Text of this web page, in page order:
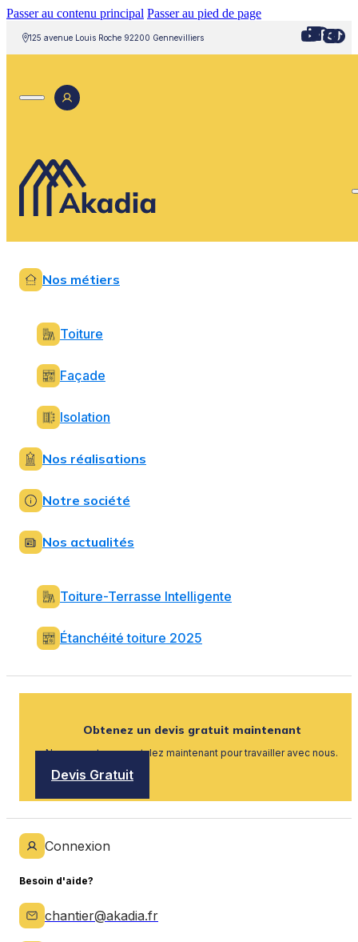
Passer au contenu principal Passer au pied de page
125 avenue Louis Roche 92200 Gennevilliers
Nos métiers
Toiture
Façade
Isolation
Nos réalisations
Notre société
Nos actualités
Toiture-Terrasse Intelligente
Étanchéité toiture 2025
Obtenez un devis gratuit maintenant
Nous recrutons, postulez maintenant pour travailler avec nous.
Devis Gratuit
Connexion
Besoin d'aide?
chantier@akadia.fr